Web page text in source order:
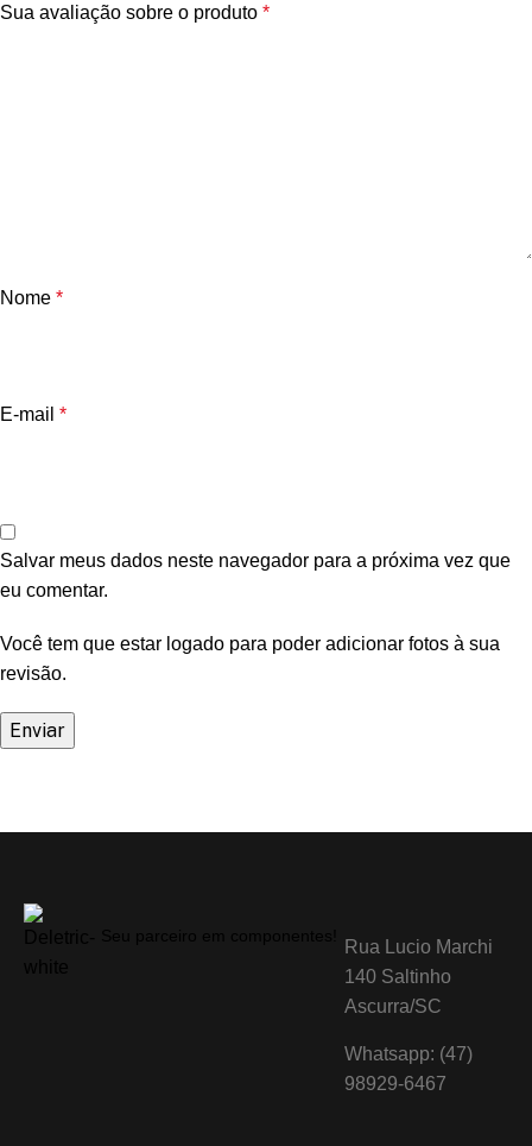
Sua avaliação sobre o produto *
Nome *
E-mail *
Salvar meus dados neste navegador para a próxima vez que
eu comentar.
Você tem que estar logado para poder adicionar fotos à sua
revisão.
Rua Lucio Marchi
140 Saltinho
Ascurra/SC
Whatsapp: (47)
98929-6467